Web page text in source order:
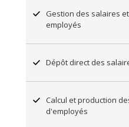
Gestion des salaires
employés
Dépôt direct des
Calcul et production
d'employés